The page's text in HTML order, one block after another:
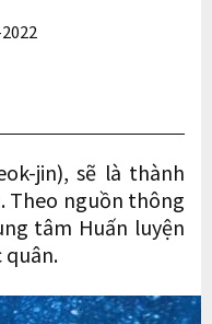
jin), sẽ là thành
Theo nguồn thông
tâm Huấn luyện
quân.